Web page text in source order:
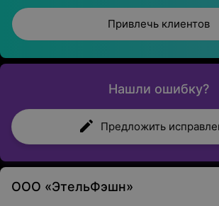
Привлечь клиентов
Нашли ошибку?
Предложить
ООО «ЭтельФэшн»